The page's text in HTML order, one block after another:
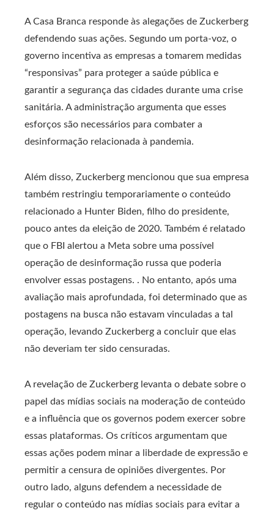
A Casa Branca responde às alegações de Zuckerberg
defendendo suas ações. Segundo um porta-voz, o
governo incentiva as empresas a tomarem medidas
“responsivas” para proteger a saúde pública e
garantir a segurança das cidades durante uma crise
sanitária. A administração argumenta que esses
esforços são necessários para combater a
desinformação relacionada à pandemia.
Além disso, Zuckerberg mencionou que sua empresa
também restringiu temporariamente o conteúdo
relacionado a Hunter Biden, filho do presidente,
pouco antes da eleição de 2020. Também é relatado
que o FBI alertou a Meta sobre uma possível
operação de desinformação russa que poderia
envolver essas postagens. . No entanto, após uma
avaliação mais aprofundada, foi determinado que as
postagens na busca não estavam vinculadas a tal
operação, levando Zuckerberg a concluir que elas
não deveriam ter sido censuradas.
A revelação de Zuckerberg levanta o debate sobre o
papel das mídias sociais na moderação de conteúdo
e a influência que os governos podem exercer sobre
essas plataformas. Os críticos argumentam que
essas ações podem minar a liberdade de expressão e
permitir a censura de opiniões divergentes. Por
outro lado, alguns defendem a necessidade de
regular o conteúdo nas mídias sociais para evitar a